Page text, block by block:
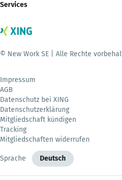
Services
© New Work SE | Alle Rechte
Impressum
AGB
Datenschutz bei XING
Datenschutzerklärung
Mitgliedschaft kündigen
Tracking
Mitgliedschaften widerrufen
Sprache Deutsch